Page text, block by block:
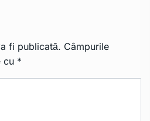
fi publicată. Câmpurile
cu *